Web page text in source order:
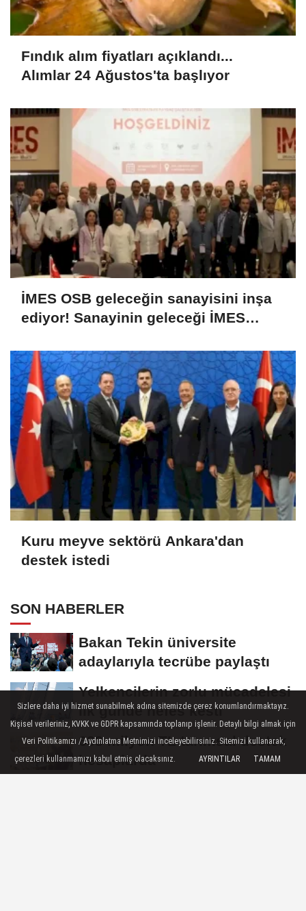
Fındık alım fiyatları açıklandı...
Alımlar 24 Ağustos'ta başlıyor
İMES OSB geleceğin sanayisini inşa
ediyor! Sanayinin geleceği İMES
Kuru meyve sektörü Ankara'dan
destek istedi
SON HABERLER
Bakan Tekin üniversite
adaylarıyla tecrübe paylaştı
Yelkencilerin zorlu mücadelesi
ilk günde nefes kesti
688 milyon TL tarımsal destek
hesaplarda
Sizlere daha iyi hizmet sunabilmek adına sitemizde çerez konumlandırmaktayız.
Kişisel verileriniz, KVKK ve GDPR kapsamında toplanıp işlenir. Detaylı bilgi almak için
Veri Politikamızı / Aydınlatma Metnimizi inceleyebilirsiniz. Sitemizi kullanarak,
çerezleri kullanmamızı kabul etmiş olacaksınız.
AYRINTILAR TAMAM